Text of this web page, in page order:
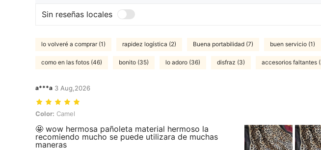
Sin reseñas locales
lo volveré a comprar (1) rapidez logística (2) Buena portabilidad (7) buen servicio (1)
como en las fotos (46) bonito (35) lo adoro (36) disfraz (3) accesorios faltantes
a***a 3 Aug,2026
Color: Camel
Color: Camel
🤩 wow hermosa pañoleta material hermoso la
recomiendo mucho se puede utilizara de muchas
maneras